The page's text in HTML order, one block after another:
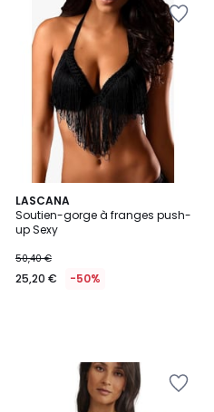
LASCANA
Soutien-gorge à franges push-
up Sexy
50,40 €
25,20 € -50%